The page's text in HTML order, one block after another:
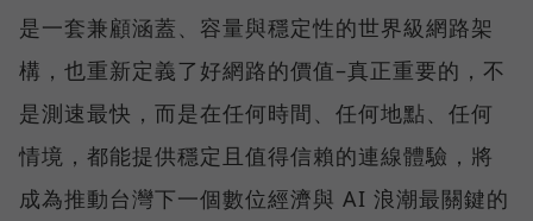
是一套兼顧涵蓋、容量與穩定性的世界級網路架
構，也重新定義了好網路的價值–真正重要的，不
是測速最快，而是在任何時間、任何地點、任何
情境，都能提供穩定且值得信賴的連線體驗，將
成為推動台灣下一個數位經濟與 AI 浪潮最關鍵的